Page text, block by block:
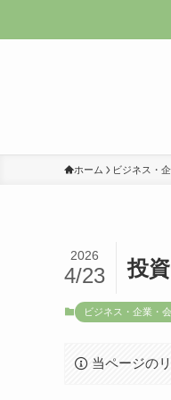
ホーム ビジネス・
投
2026
4/23
ビジネス・企業・
当ページの